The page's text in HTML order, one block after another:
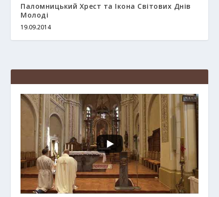
Паломницький Хрест та Ікона Світових Днів
Молоді
19.09.2014